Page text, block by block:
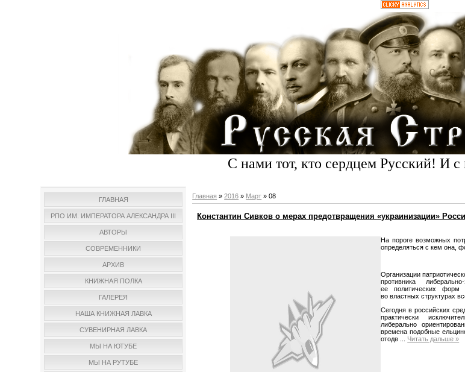
С нами тот, кто сердцем Русский! И с
ГЛАВНАЯ
РПО ИМ. ИМПЕРАТОРА АЛЕКСАНДРА III
АВТОРЫ
СОВРЕМЕННИКИ
АРХИВ
КНИЖНАЯ ПОЛКА
ГАЛЕРЕЯ
НАША КНИЖНАЯ ЛАВКА
СУВЕНИРНАЯ ЛАВКА
МЫ НА ЮТУБЕ
МЫ НА РУТУБЕ
Главная »2016 » Март » 08
Константин Сивков о мерах предотвращения «украинизации»
На пороге возможных
определяться с кем она,
Организации
противника
ее политических
во властных структурах
Сегодня в российских
практически
либерально
времена подобные
отодв
Читать дальше »